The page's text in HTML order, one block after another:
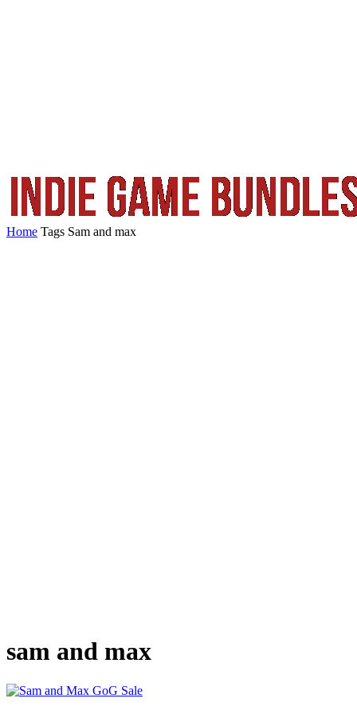
Home Tags Sam and max
sam and max